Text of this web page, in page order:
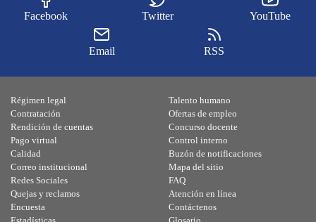
Facebook Twitter YouTube
Email RSS
Régimen legal
Contratación
Rendición de cuentas
Pago virtual
Calidad
Talento humano
Ofertas de empleo
Concurso docente
Control interno
Buzón de notificaciones
Correo institucional
Redes Sociales
Quejas y reclamos
Encuesta
Mapa del sitio
FAQ
Atención en línea
Contáctenos